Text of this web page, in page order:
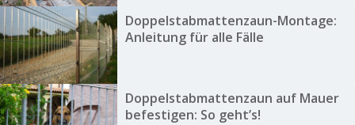
Doppelstabmattenzaun-Montage:
Anleitung für alle Fälle
Doppelstabmattenzaun auf Mauer
befestigen: So geht’s!